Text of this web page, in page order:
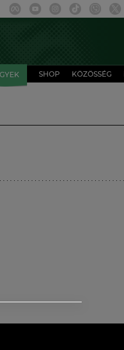
SHOP KÖZÖSSÉG